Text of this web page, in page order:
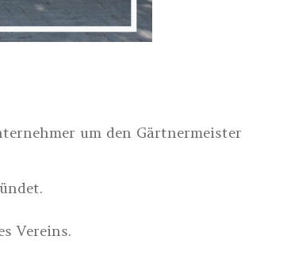
um den Gärtnermeister
Vereins.